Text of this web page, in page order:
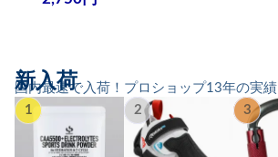
国内最速で入荷！プロショップ13年の実績
新入荷
1 2 3